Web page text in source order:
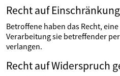
Recht auf
Betroffene haben das Recht,
Verarbeitung sie betreffender
verlangen.
Recht auf Widerspruch